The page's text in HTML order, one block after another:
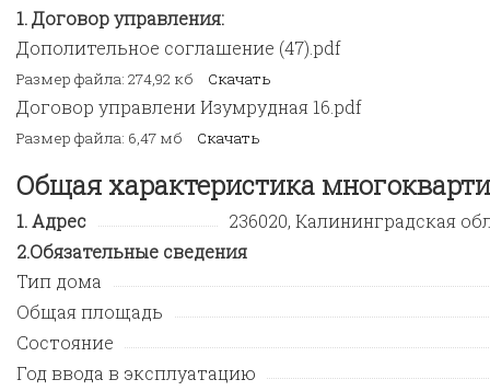
Договор управления:
Дополительное соглашение (47).pdf
Размер файла: 274,92 кб Скачать
Договор управлени Изумрудная 16.pdf
Размер файла: 6,47 мб Скачать
Общая характеристика
Адрес
236020, Калининградская
Обязательные сведения
Тип дома
Общая площадь
Состояние
Год ввода в эксплуатацию